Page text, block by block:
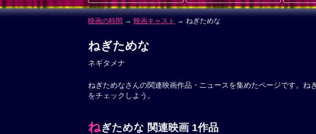
映画の時間 → 映画キャスト → ねぎためな
ねぎためな
ネギタメナ
ねぎためなさんの関連映画作品・ニュースを集めたページです。ね
をチェックしよう。
ねぎためな 関連映画 1作品